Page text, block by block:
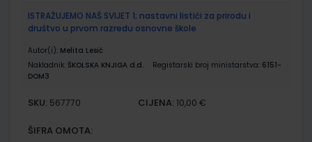
ISTRAŽUJEMO NAŠ SVIJET 1; nastavni listići za prirodu i
društvo u prvom razredu osnovne škole
Autor(i): Melita Lesić
Nakladnik: ŠKOLSKA KNJIGA d.d. Registarski broj ministarstva: 6151-
DOM3
SKU: 567770 CIJENA: 10,00 €
ŠIFRA OMOTA: